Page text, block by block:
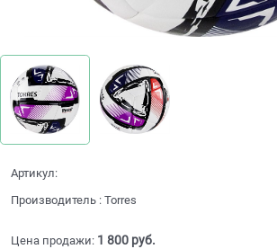
Артикул:
Производитель : Torres
Цена продажи: 1 800 руб.